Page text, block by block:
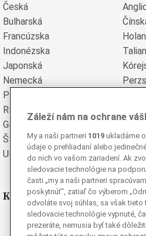
Česká
Bulharská
Francúzska
Indonézska
Japonská
Nemecká
Poľská
Rumunská
Grécka
Švédska
Ukrajinská
Kde nás nájdete
Facebook
Záleží nám na ochrane
My a naši partneri 1019 ukladáme
údaje o prehliadaní alebo
do nich vo vašom zariadení. Ak
sledovacie technológie na
časti „my a naši partneri
poskytnúť“, zatiaľ čo výberom
odvoláte svoj súhlas, sa však tieto
sledovacie technológie vypnuté,
prezeráte, nemusia byť také